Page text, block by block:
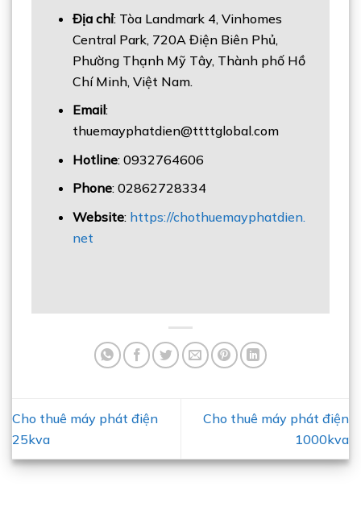
Địa chỉ: Tòa Landmark 4, Vinhomes
Central Park, 720A Điện Biên Phủ,
Phường Thạnh Mỹ Tây, Thành phố Hồ
Chí Minh, Việt Nam.
Email:
thuemayphatdien@ttttglobal.com
Hotline: 0932764606
Phone: 02862728334
Website: https://chothuemayphatdien.
net
Cho thuê máy phát điện
25kva
Cho thuê máy phát điện
1000kva